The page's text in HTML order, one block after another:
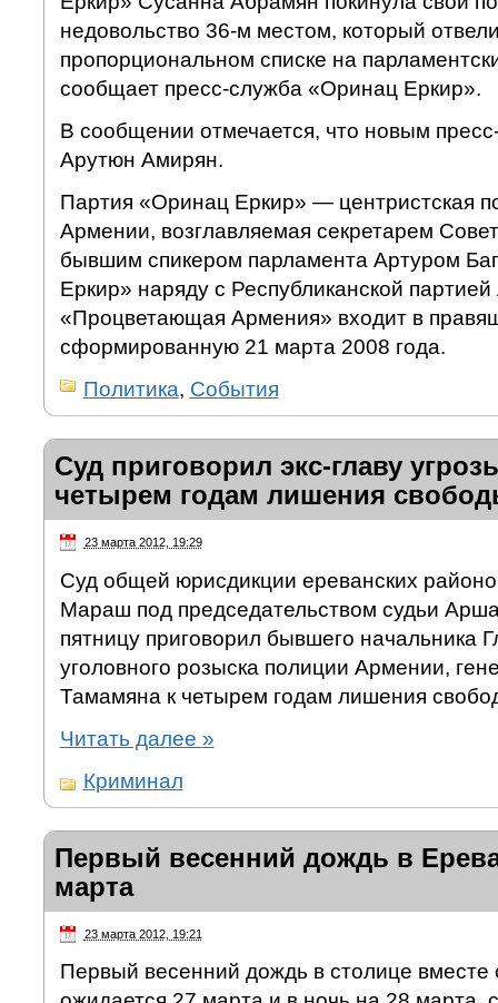
недовольство 36-м местом, который
пропорциональном списке на
сообщает пресс-служба «Оринац Еркир».
В сообщении отмечается, что новым
Арутюн Амирян.
Партия «Оринац Еркир» — центристская
Армении, возглавляемая секретарем
бывшим спикером парламента Артуром
Еркир» наряду с Республиканской
«Процветающая Армения» входит в
сформированную 21 марта 2008 года.
Политика, События
Суд приговорил экс-главу
четырем годам лишения
23 марта 2012, 19:29
Суд общей юрисдикции ереванских
Мараш под председательством судьи
пятницу приговорил бывшего начальника
уголовного розыска полиции Армении,
Тамамяна к четырем годам лишения
Читать далее »
Криминал
Первый весенний дождь в
марта
23 марта 2012, 19:21
Первый весенний дождь в столице вместе